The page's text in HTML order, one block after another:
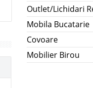
Outlet/Lichidari
Mobila Bucatarie
Covoare
Mobilier Birou